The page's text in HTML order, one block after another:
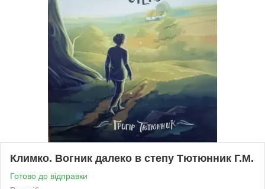
Климко. Вогник далеко в степу Тютюнник Г.М.
Готово до відправки